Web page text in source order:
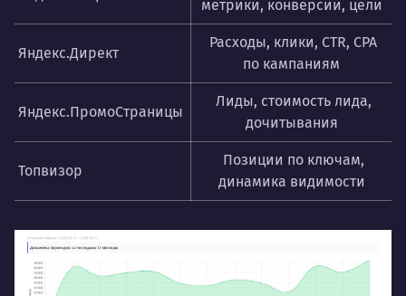
метрики, конверсии, цели
Яндекс.Директ
Расходы, клики, CTR, CPA
по кампаниям
Яндекс.ПромоCтраницы
Лиды, стоимость лида,
дочитывания
Топвизор
Позиции по ключам,
динамика видимости